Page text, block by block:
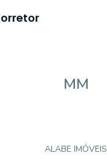
MM
ALABE IMÓVEIS